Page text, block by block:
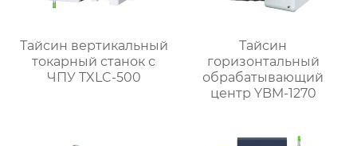
Тайсин вертикальный
токарный станок с
ЧПУ TXLC-500
Тайсин
горизонтальный
обрабатывающий
центр YBM-1270